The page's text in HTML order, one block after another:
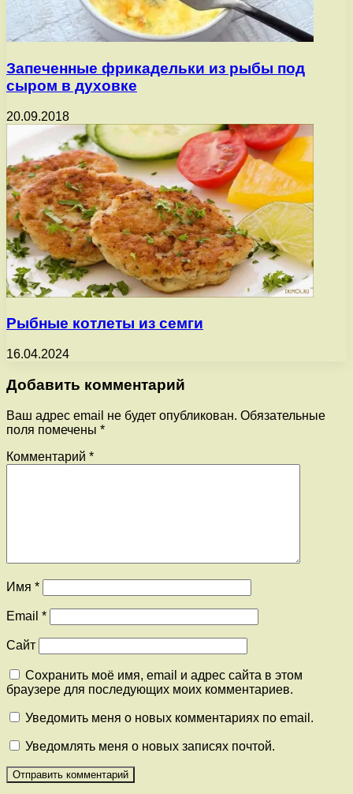
Запеченные фрикадельки из рыбы под
сыром в духовке
20.09.2018
Рыбные котлеты из семги
16.04.2024
Добавить комментарий
Ваш адрес email не будет опубликован. Обязательные
поля помечены *
Комментарий *
Имя *
Email *
Сайт
Сохранить моё имя, email и адрес сайта в этом
браузере для последующих моих комментариев.
Уведомить меня о новых комментариях по email.
Уведомлять меня о новых записях почтой.